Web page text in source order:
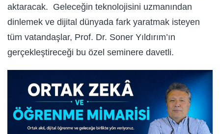
aktaracak. Geleceğin teknolojisini uzmanından
dinlemek ve dijital dünyada fark yaratmak isteyen
tüm vatandaşlar, Prof. Dr. Soner Yıldırım’ın
gerçekleştireceği bu özel seminere davetli.